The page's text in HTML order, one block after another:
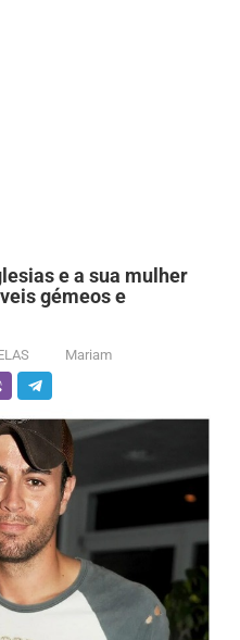
e a sua mulher
gémeos e
Mariam